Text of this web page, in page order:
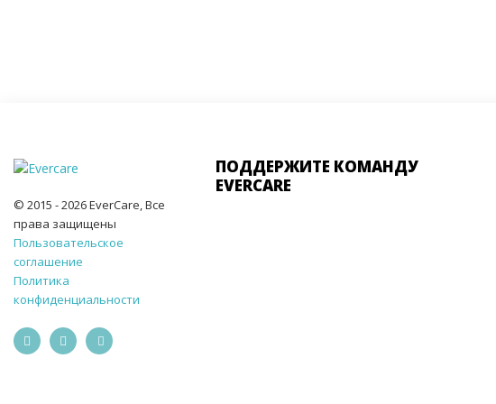
© 2015 - 2026 EverCare, Все
права защищены
Пользовательское
соглашение
Политика
конфиденциальности
ПОДДЕРЖИТЕ КОМАНДУ
EVERCARE